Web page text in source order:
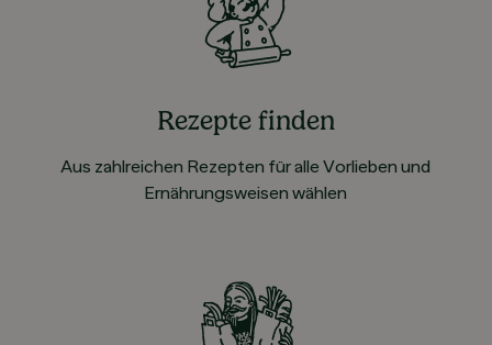
Rezepte finden
Aus zahlreichen Rezepten für alle Vorlieben und
Ernährungsweisen wählen